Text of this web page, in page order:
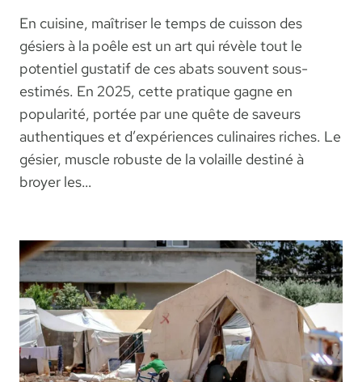
En cuisine, maîtriser le temps de cuisson des
gésiers à la poêle est un art qui révèle tout le
potentiel gustatif de ces abats souvent sous-
estimés. En 2025, cette pratique gagne en
popularité, portée par une quête de saveurs
authentiques et d’expériences culinaires riches. Le
gésier, muscle robuste de la volaille destiné à
broyer les…